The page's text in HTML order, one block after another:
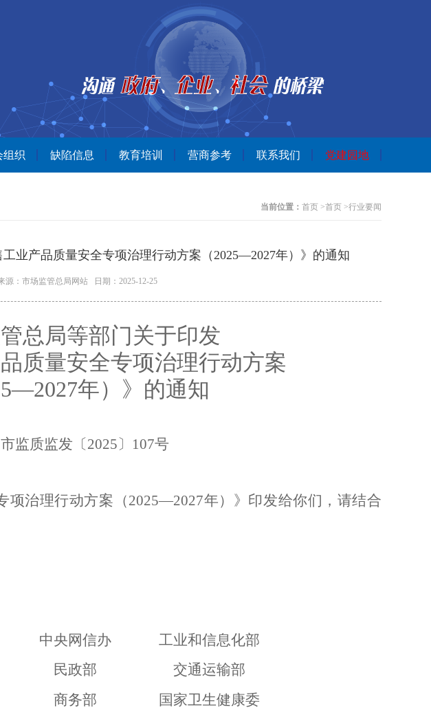
组织 缺陷信息 教育培训 营商参考 联系我们 党建园地
当前位置： 首页 >首页 >行业要闻
业产品质量安全专项治理行动方案（2025—2027年）》的通知
源：市场监管总局网站 日期：2025-12-25
总局等部门关于印发
品质量安全专项治理行动方案
—2027年）》的通知
监质监发〔2025〕 107号
项治理行动方案（2025—2027年）》印发给你们，请结合
中央网信办
工业和信息化部
民政部
交通运输部
商务部
国家卫生健康委